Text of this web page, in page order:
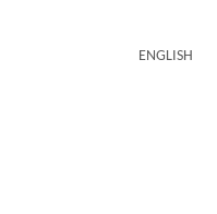
ENGLISH